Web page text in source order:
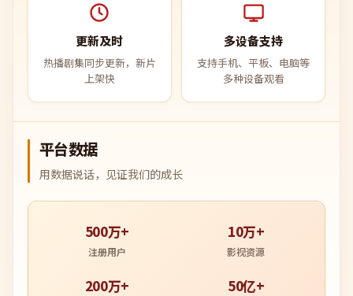
更新及时
热播剧集同步更新，新片
上架快
多设备支持
支持手机、平板、电脑等
多种设备观看
平台数据
用数据说话，见证我们的成长
500万+
注册用户
10万+
影视资源
200万+ 50亿+